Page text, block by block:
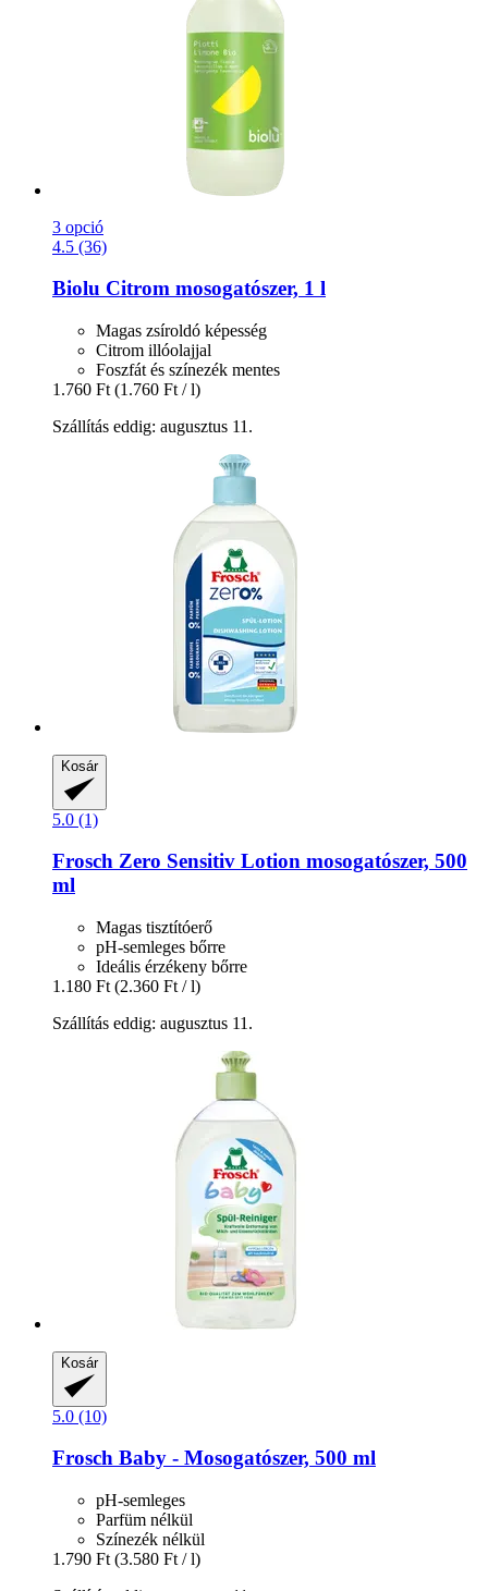
3 opció
4.5 (36)
Biolu Citrom mosogatószer, 1 l
Magas zsíroldó képesség
Citrom illóolajjal
Foszfát és színezék mentes
1.760 Ft (1.760 Ft / l)
Szállítás eddig: augusztus 11.
Kosár
5.0 (1)
Frosch Zero Sensitiv Lotion mosogatószer, 500
ml
Magas tisztítóerő
pH-semleges bőrre
Ideális érzékeny bőrre
1.180 Ft (2.360 Ft / l)
Szállítás eddig: augusztus 11.
Kosár
5.0 (10)
Frosch Baby -​ Mosogatószer, 500 ml
pH-semleges
Parfüm nélkül
Színezék nélkül
1.790 Ft (3.580 Ft / l)